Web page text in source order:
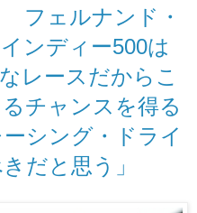
フェルナンド・
ンディー500は
レースだからこ
チャンスを得る
シング・ドライ
だと思う」